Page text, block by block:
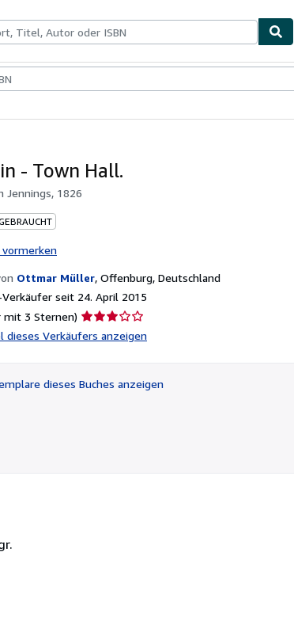
- Town Hall.
Jennings, 1826
Ottmar Müller, Offenburg, Deutschland
seit 24. April 2015
mit 3 Sternen) Verkäuferbewertung
3
Sternen
dieses Verkäufers anzeigen
dieses Buches anzeigen